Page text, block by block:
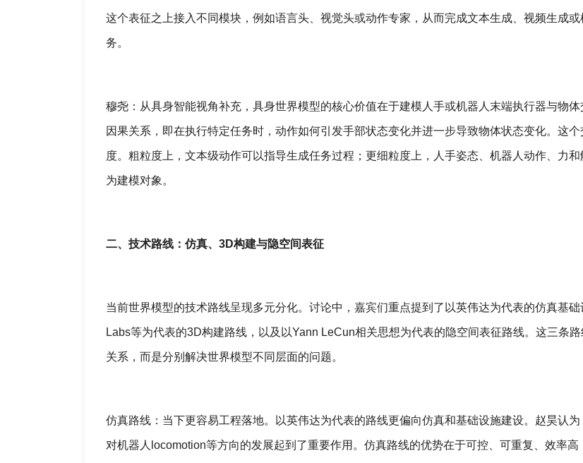
这个表征之上接入不同模块，例如语言头、视觉头或动作专家，从而完成文本生成、视频生成
务。
穆尧：从具身智能视角补充，具身世界模型的核心价值在于建模人手或机器人末端执行器与物
因果关系，即在执行特定任务时，动作如何引发手部状态变化并进一步导致物体状态变化。这
度。粗粒度上，文本级动作可以指导生成任务过程；更细粒度上，人手姿态、机器人动作、力
为建模对象。
二、技术路线：仿真、3D构建与隐空间表征
当前世界模型的技术路线呈现多元分化。讨论中，嘉宾们重点提到了以英伟达为代表的仿真基
Labs等为代表的3D构建路线，以及以Yann LeCun相关思想为代表的隐空间表征路线。这三条
关系，而是分别解决世界模型不同层面的问题。
仿真路线：当下更容易工程落地。以英伟达为代表的路线更偏向仿真和基础设施建设。赵昊认
对机器人locomotion等方向的发展起到了重要作用。仿真路线的优势在于可控、可重复、效率高